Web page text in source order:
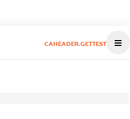
CAHEADER.GETTEST